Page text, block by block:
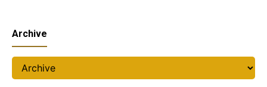
Archive